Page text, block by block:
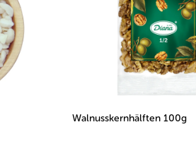
Walnusskernhälften 100g